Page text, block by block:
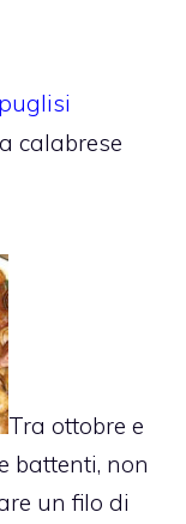
calabrese
Tra ottobre e
battenti, non
un filo di